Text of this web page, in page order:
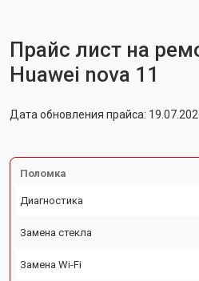
Прайс лист на
Huawei nova 11
Дата обновления прайса:
Поломка
Диагностика
Замена стекла
Замена Wi-Fi